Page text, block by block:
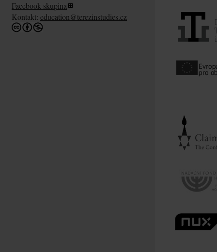
Facebook skupina
Kontakt: education@terezinstudies.cz